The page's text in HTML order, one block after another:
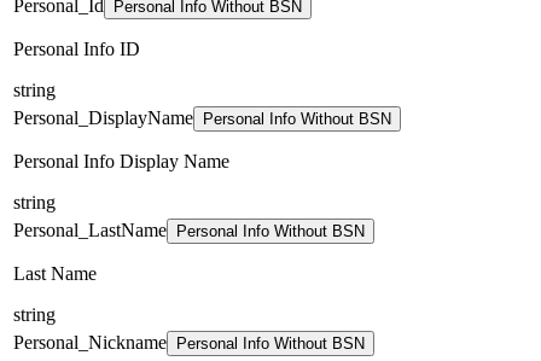
Personal_Id
Personal Info Without BSN
Personal Info ID
string
Personal_DisplayName
Personal Info Without BSN
Personal Info Display Name
string
Personal_LastName
Personal Info Without BSN
Last Name
string
Personal_Nickname
Personal Info Without BSN